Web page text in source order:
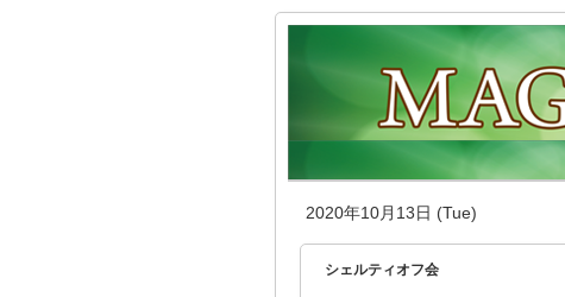
2020年10月13日 (Tue)
シェルティオフ会